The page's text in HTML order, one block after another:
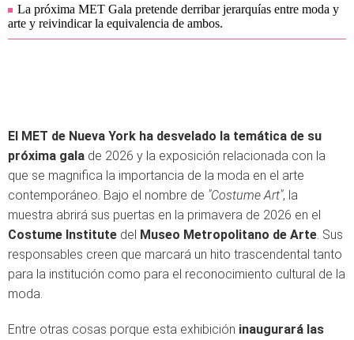
La próxima MET Gala pretende derribar jerarquías entre moda y
arte y reivindicar la equivalencia de ambos.
El MET de Nueva York ha desvelado la temática de su
próxima gala de 2026 y la exposición relacionada con la
que se magnifica la importancia de la moda en el arte
contemporáneo. Bajo el nombre de "Costume Art", la
muestra abrirá sus puertas en la primavera de 2026 en el
Costume Institute del Museo Metropolitano de Arte. Sus
responsables creen que marcará un hito trascendental tanto
para la institución como para el reconocimiento cultural de la
moda.
Entre otras cosas porque esta exhibición inaugurará las